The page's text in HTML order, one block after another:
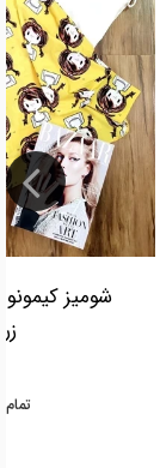
شومیز